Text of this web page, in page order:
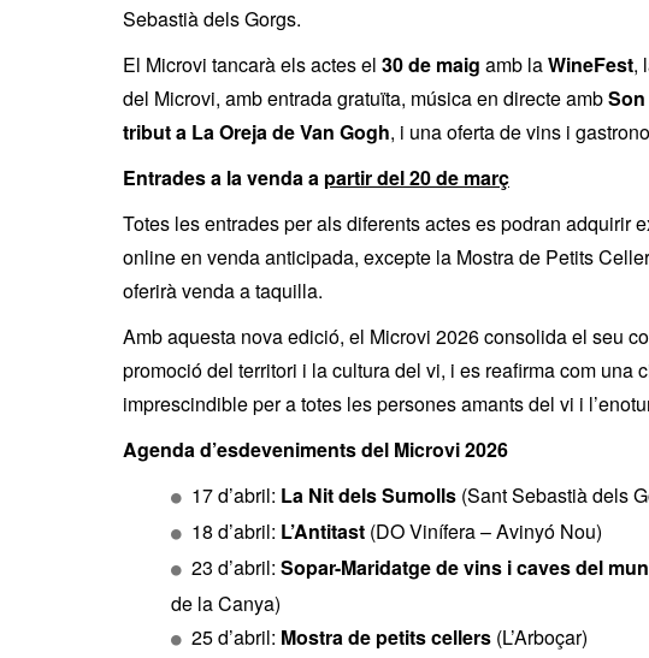
Sebastià dels Gorgs.
El Microvi tancarà els actes el 30 de maig amb laWineFest,
del Microvi, amb entrada gratuïta, música en directe amb
tribut a La Oreja de Van Gogh, i una oferta de vins i
Entrades a la venda a partir del 20 de març
Totes les entrades per als diferents actes es podran adquirir
online en venda anticipada, excepte la Mostra de Petits
oferirà venda a taquilla.
Amb aquesta nova edició, el Microvi 2026 consolida el seu
promoció del territori i la cultura del vi, i es reafirma com una
imprescindible per a totes les persones amants del vi i
Agenda d’esdeveniments del Microvi 2026
17 d’abril: La Nit dels Sumolls (Sant Sebastià dels
18 d’abril: L’Antitast (DO Vinífera – Avinyó Nou)
23 d’abril: Sopar-Maridatge de vins i caves del
de la Canya)
25 d’abril: Mostra de petits cellers (L’Arboçar)